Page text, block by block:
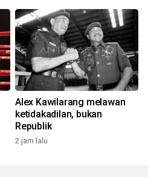
Alex Kawilarang melawan
ketidakadilan, bukan
Republik
2 jam lalu